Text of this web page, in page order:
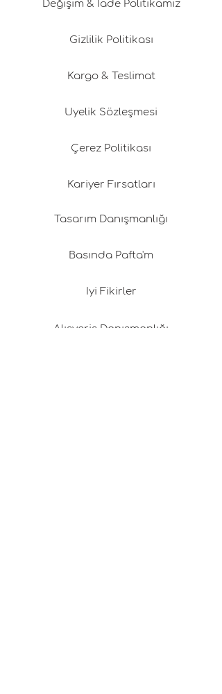
Değişim & İade Politikamız
Gizlilik Politikası
Kargo & Teslimat
Üyelik Sözleşmesi
Çerez Politikası
Kariyer Fırsatları
Tasarım Danışmanlığı
Basında Pafta'm
İyi Fikirler
Alışveriş Danışmanlığı